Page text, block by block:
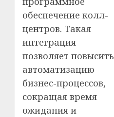
обеспечение колл-
центров. Такая
интеграция
позволяет повысить
автоматизацию
бизнес-процессов,
сокращая время
ожидания и